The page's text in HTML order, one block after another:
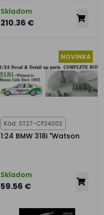
Skladom
210.36 €
NOVINKA
Kód: ST27-CP24002
1:24 BMW 318i "Watson
Skladom
59.56 €